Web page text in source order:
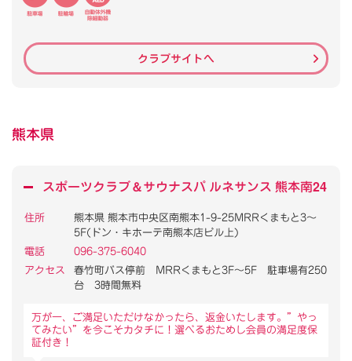
クラブサイトへ
熊本県
スポーツクラブ＆サウナスパ ルネサンス 熊本南24
住所
熊本県 熊本市中央区南熊本1-9-25MRRくまもと3～
5F(ドン・キホーテ南熊本店ビル上)
電話
096-375-6040
アクセス
春竹町バス停前 MRRくまもと3F～5F 駐車場有250
台 3時間無料
万が一、ご満足いただけなかったら、返金いたします。”やっ
てみたい”を今こそカタチに！選べるおためし会員の満足度保
証付き！